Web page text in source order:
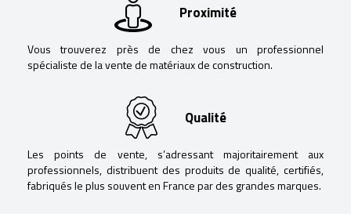
Proximité
Vous trouverez près de chez vous un professionnel
spécialiste de la vente de matériaux de construction.
Qualité
Les points de vente, s’adressant majoritairement aux
professionnels, distribuent des produits de qualité, certifiés,
fabriqués le plus souvent en France par des grandes marques.